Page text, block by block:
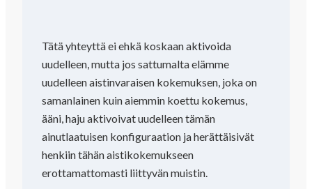
Tätä yhteyttä ei ehkä koskaan aktivoida
uudelleen, mutta jos sattumalta elämme
uudelleen aistinvaraisen kokemuksen, joka on
samanlainen kuin aiemmin koettu kokemus,
ääni, haju aktivoivat uudelleen tämän
ainutlaatuisen konfiguraation ja herättäisivät
henkiin tähän aistikokemukseen
erottamattomasti liittyvän muistin.